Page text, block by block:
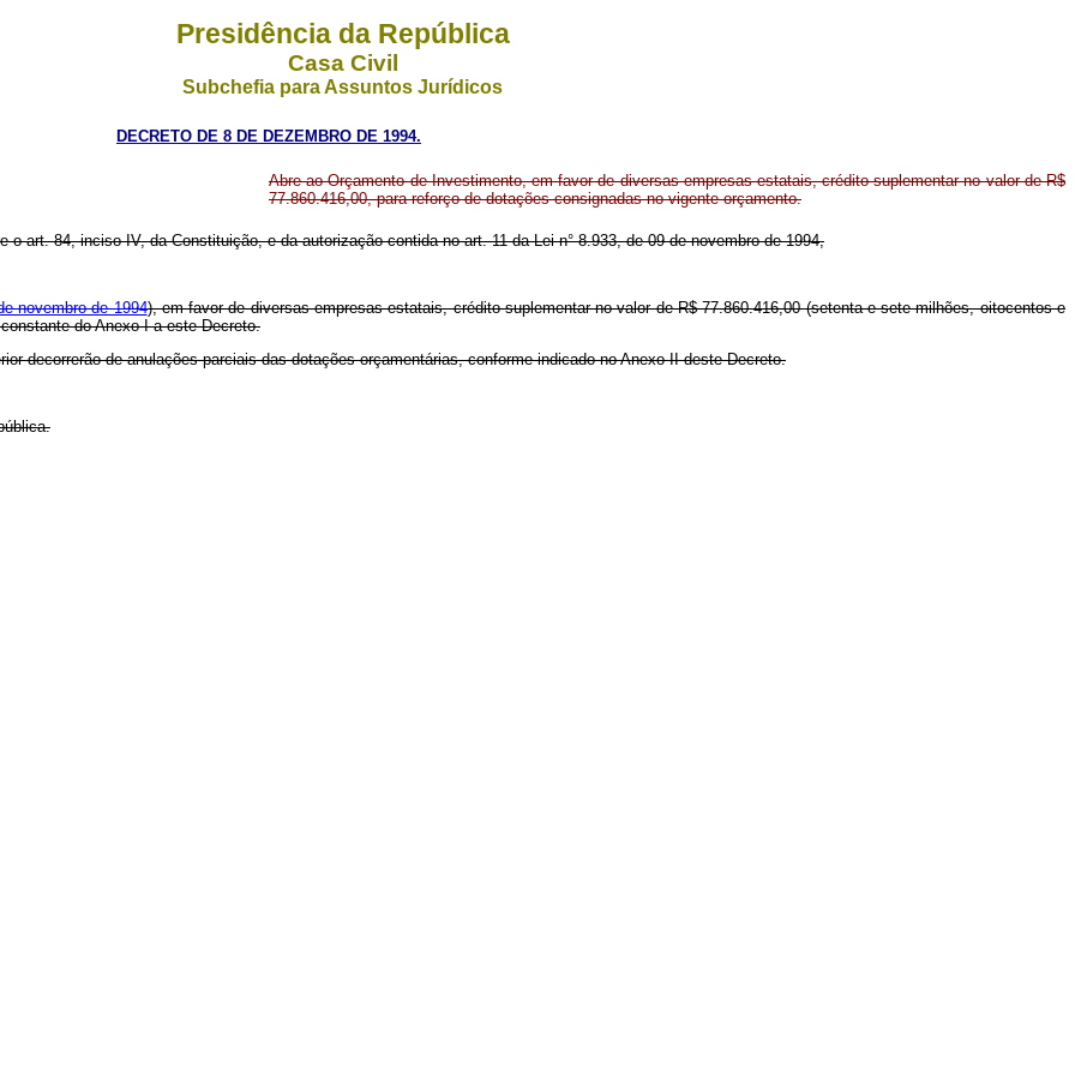
Presidência da República
Casa Civil
Subchefia para Assuntos Jurídicos
DECRETO DE 8 DE DEZEMBRO DE 1994.
Abre ao Orçamento de Investimento, em favor de diversas empresas estatais, crédito suplementar no valor de R$
77.860.416,00, para reforço de dotações consignadas no vigente orçamento.
o art. 84, inciso IV, da Constituição, e da autorização contida no art. 11 da Lei n° 8.933, de 09 de novembro de 1994,
novembro de 1994), em favor de diversas empresas estatais, crédito suplementar no valor de R$ 77.860.416,00 (setenta e sete milhões, oitocentos e
do Anexo I a este Decreto.
decorrerão de anulações parciais das dotações orçamentárias, conforme indicado no Anexo II deste Decreto.